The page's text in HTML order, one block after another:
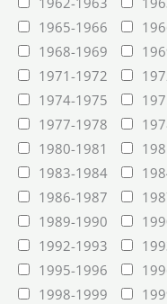
1965-1966
1968-1969
1971-1972
1974-1975
1977-1978
1980-1981
1983-1984
1986-1987
1989-1990
1992-1993
1995-1996
1998-1999